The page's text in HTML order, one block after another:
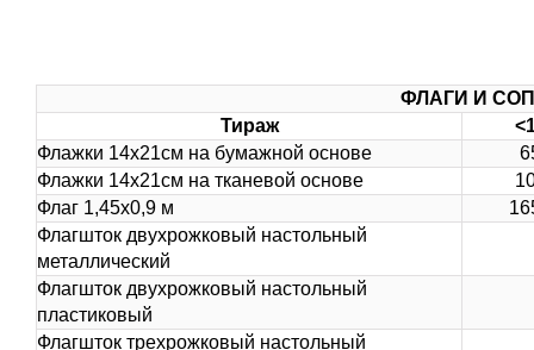
ФЛАГИ И
Тираж
Флажки 14х21см на бумажной основе
Флажки 14х21см на тканевой основе
Флаг 1,45х0,9 м
Флагшток двухрожковый настольный
металлический
Флагшток двухрожковый настольный
пластиковый
Флагшток трехрожковый настольный